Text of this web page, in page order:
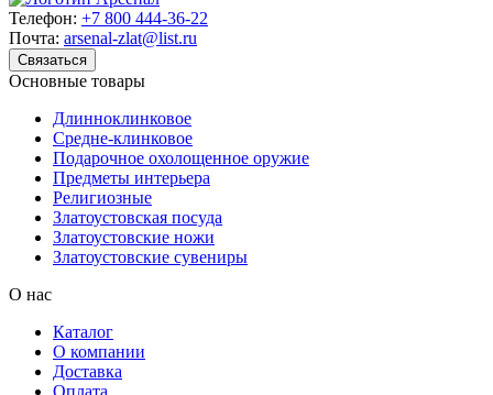
Телефон: +7 800 444-36-22
Почта: arsenal-zlat@list.ru
Связаться
Основные товары
Длинноклинковое
Средне-клинковое
Подарочное охолощенное оружие
Предметы интерьера
Религиозные
Златоустовская посуда
Златоустовские ножи
Златоустовские сувениры
О нас
Каталог
О компании
Доставка